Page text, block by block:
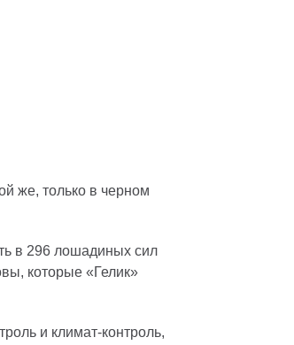
же, только в черном
в 296 лошадиных сил
которые «Гелик»
и климат-контроль,